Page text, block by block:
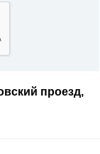
проезд,